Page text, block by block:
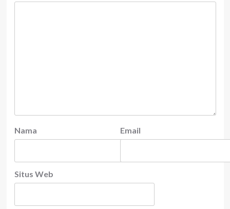
Nama Email
Situs Web